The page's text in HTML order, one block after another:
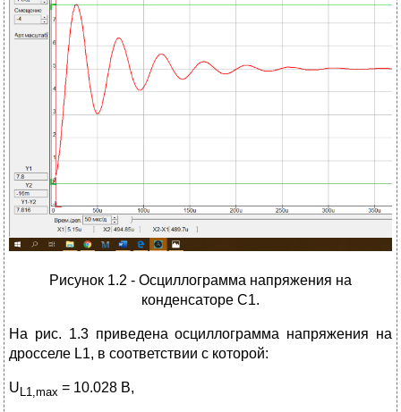
Рисунок 1.2 - Осциллограмма напряжения на
конденсаторе C1.
На рис. 1.3 приведена осциллограмма напряжения на
дросселе L1, в соответствии с которой:
U L1,max = 10.028 В,